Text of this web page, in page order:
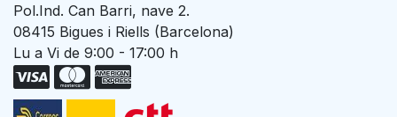
Pol.Ind. Can Barri, nave 2.
08415 Bigues i Riells (Barcelona)
Lu a Vi de 9:00 - 17:00 h